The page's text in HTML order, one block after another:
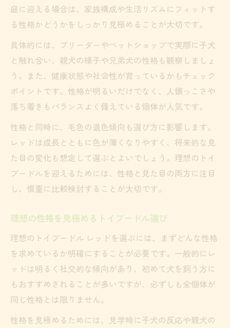
庭に迎える場合は、家族構成や生活リズムにフィットす
る性格かどうかをしっかり見極めることが大切です。
具体的には、ブリーダーやペットショップで実際に子犬
と触れ合い、親犬の様子や兄弟犬の性格も観察しましょ
う。また、健康状態や社会性が育っているかもチェック
ポイントです。性格が明るいだけでなく、人懐っこさや
落ち着きもバランスよく備えている個体が人気です。
性格と同時に、毛色の退色傾向も選び方に影響します。
レッドは成長とともに色が薄くなりやすく、将来的な見
た目の変化も想定して選ぶとよいでしょう。理想のトイ
プードルを迎えるためには、性格と見た目の両方に注目
し、慎重に比較検討することが大切です。
理想の性格を見極めるトイプードル選び
理想のトイプードル レッドを選ぶには、まずどんな性格
を求めているか明確にすることが必要です。一般的にレ
ッドは明るく社交的な傾向があり、初めて犬を飼う方に
もおすすめされることが多いですが、必ずしも全個体が
同じ性格とは限りません。
性格を見極めるためには、見学時に子犬の反応や親犬の